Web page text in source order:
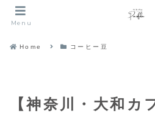
Home コーヒー豆
【神奈川・大和カ
Menu